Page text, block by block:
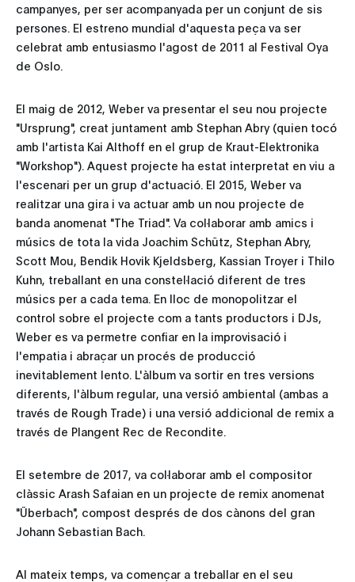
campanyes, per ser acompanyada per un conjunt de sis
persones. El estreno mundial d'aquesta peça va ser
celebrat amb entusiasmo l'agost de 2011 al Festival Oya
de Oslo.
El maig de 2012, Weber va presentar el seu nou projecte
"Ursprung", creat juntament amb Stephan Abry (quien tocó
amb l'artista Kai Althoff en el grup de Kraut-Elektronika
"Workshop"). Aquest projecte ha estat interpretat en viu a
l'escenari per un grup d'actuació. El 2015, Weber va
realitzar una gira i va actuar amb un nou projecte de
banda anomenat "The Triad". Va col·laborar amb amics i
músics de tota la vida Joachim Schütz, Stephan Abry,
Scott Mou, Bendik Hovik Kjeldsberg, Kassian Troyer i Thilo
Kuhn, treballant en una constel·lació diferent de tres
músics per a cada tema. En lloc de monopolitzar el
control sobre el projecte com a tants productors i DJs,
Weber es va permetre confiar en la improvisació i
l'empatia i abraçar un procés de producció
inevitablement lento. L'àlbum va sortir en tres versions
diferents, l'àlbum regular, una versió ambiental (ambas a
través de Rough Trade) i una versió addicional de remix a
través de Plangent Rec de Recondite.
El setembre de 2017, va col·laborar amb el compositor
clàssic Arash Safaian en un projecte de remix anomenat
"Überbach", compost després de dos cànons del gran
Johann Sebastian Bach.
Al mateix temps, va començar a treballar en el seu